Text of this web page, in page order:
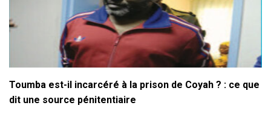
Toumba est-il incarcéré à la prison de Coyah ? : ce que
dit une source pénitentiaire